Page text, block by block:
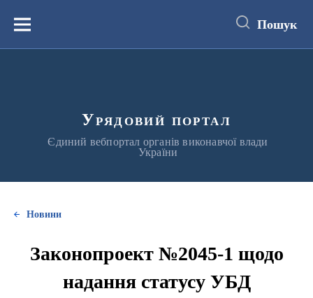
вмістуМеню Пошук
Урядовий портал
Єдиний вебпортал органів виконавчої влади
України
Новини
Законопроект №2045-1 щодо
надання статусу УБД